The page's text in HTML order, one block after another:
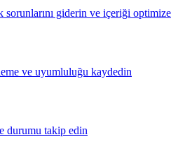
giderin ve içeriği
ve uyumluluğu kaydedin
durumu takip edin